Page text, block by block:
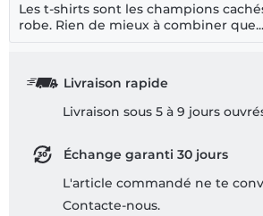
Les t-shirts sont les champions
robe. Rien de mieux à combiner que...
Livraison rapide
Livraison sous 5 à 9 jours
Échange garanti 30 jours
L'article commandé ne te
Contacte-nous.